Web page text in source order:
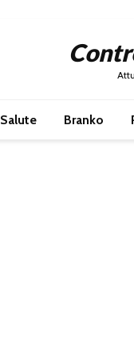
Salute Branko